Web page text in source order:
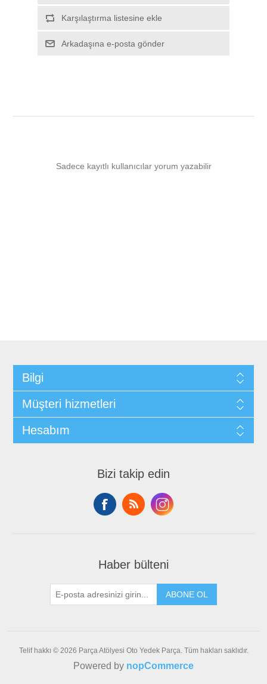
Karşılaştırma listesine ekle
Arkadaşına e-posta gönder
Sadece kayıtlı kullanıcılar yorum yazabilir
Bilgi
Müşteri hizmetleri
Hesabım
Bizi takip edin
Haber bülteni
ABONE OL
Telif hakkı © 2026 Parça Atölyesi Oto Yedek Parça. Tüm hakları saklıdır.
Powered by nopCommerce